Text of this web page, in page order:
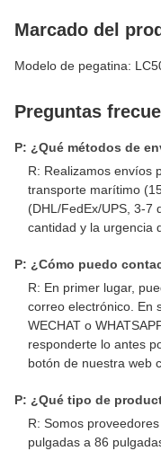
Marcado del
Modelo de pegatina:
Preguntas
P: ¿Qué métodos de
R: Realizamos envíos
transporte marítimo
(DHL/FedEx/UPS, 3-7
cantidad y la urgencia
P: ¿Cómo puedo
R: En primer lugar,
correo electrónico. En
WECHAT o
responderte lo antes
botón de nuestra web
P: ¿Qué tipo de
R: Somos
pulgadas a 86